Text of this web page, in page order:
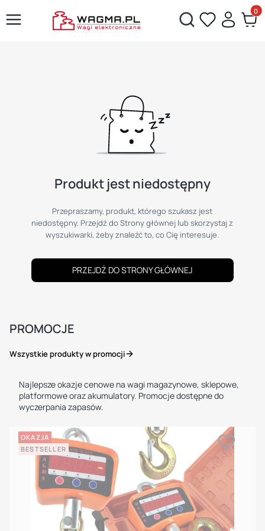
Otwórz wyszukiwarkę
Produkt jest niedostępny
Przepraszamy, produkt, którego szukasz jest
niedostępny. Przejdź do Strony głównej lub skorzystaj z
wyszukiwarki, żeby znaleźć to, co Cię interesuje.
PRZEJDŹ DO STRONY GŁÓWNEJ
PROMOCJE
Wszystkie produkty w promocji
Najlepsze okazje cenowe na wagi magazynowe, sklepowe,
platformowe oraz akumulatory. Promocje dostępne do
wyczerpania zapasów.
OKAZJA
BESTSELLER